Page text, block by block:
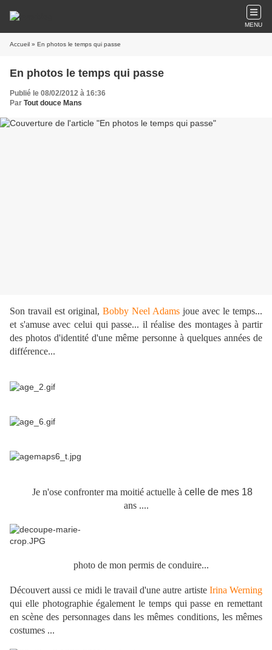
MENU
Accueil » En photos le temps qui passe
En photos le temps qui passe
Publié le 08/02/2012 à 16:36
Par Tout douce Mans
Son travail est original, Bobby Neel Adams joue avec le temps...
et s'amuse avec celui qui passe... il réalise des montages à partir
des photos d'identité d'une même personne à quelques années de
différence...
Je n'ose confronter ma moitié actuelle à celle de mes 18
ans ....
photo de mon permis de conduire...
Découvert aussi ce midi le travail d'une autre artiste Irina Werning
qui elle photographie également le temps qui passe en remettant
en scène des personnages dans les mêmes conditions, les mêmes
costumes ...